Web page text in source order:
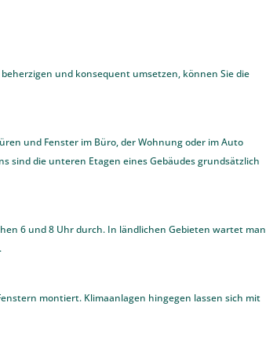
und konsequent umsetzen, können Sie die
und Fenster im Büro, der Wohnung oder im Auto
sind die unteren Etagen eines Gebäudes grundsätzlich
6 und 8 Uhr durch. In ländlichen Gebieten wartet man
montiert. Klimaanlagen hingegen lassen sich mit